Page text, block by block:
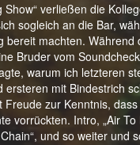
Show“ verließen die
sogleich an die Bar,
bereit machten. Während
Bruder vom
warum ich letzteren
ersteren mit Bindestrich
Freude zur Kenntnis,
vorrückten. Intro, „Air To
und so weiter und